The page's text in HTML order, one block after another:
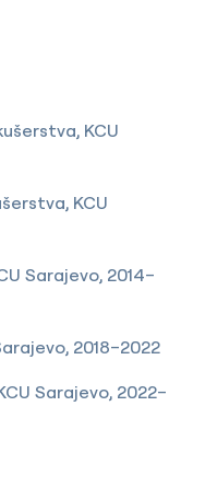
KCU
KCU
Sarajevo, 2014–
2018–2022
Sarajevo, 2022–